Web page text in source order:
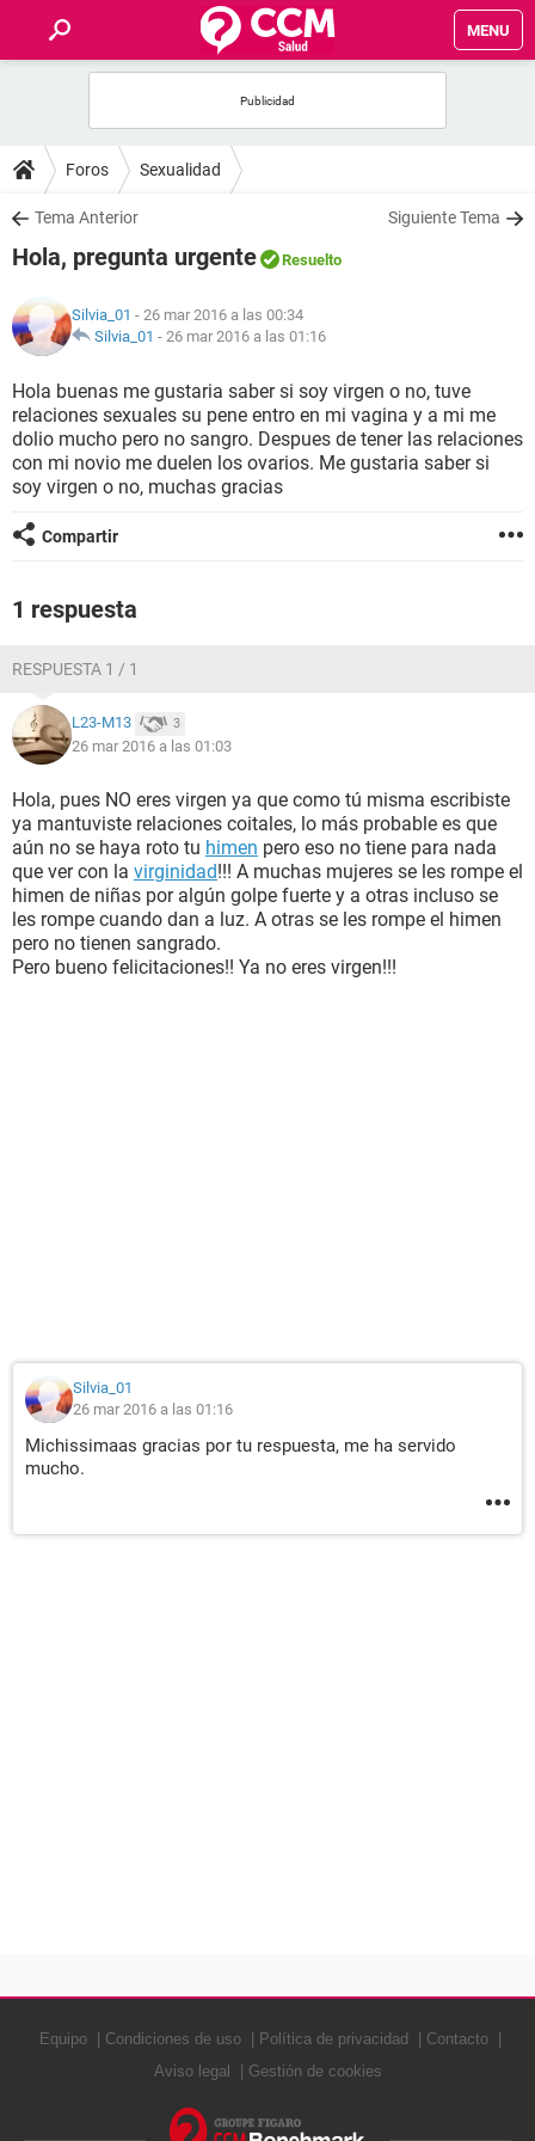
MENU
FOROS
SALUD
FAMILIA
NUTRICIÓN
BIENESTAR
SEXUALIDAD
GLOSARIO
Foros Sexualidad
Tema Anterior Siguiente Tema
Hola, pregunta urgente Resuelto
Silvia_01 - 26 mar 2016 a las 00:34
Silvia_01 - 26 mar 2016 a las 01:16
Hola buenas me gustaria saber si soy virgen o no, tuve
relaciones sexuales su pene entro en mi vagina y a mi me
dolio mucho pero no sangro. Despues de tener las relaciones
con mi novio me duelen los ovarios. Me gustaria saber si
soy virgen o no, muchas gracias
Compartir
1 respuesta
RESPUESTA 1 / 1
L23-M13 3
26 mar 2016 a las 01:03
Hola, pues NO eres virgen ya que como tú misma escribiste
ya mantuviste relaciones coitales, lo más probable es que
aún no se haya roto tu himen pero eso no tiene para nada
que ver con la virginidad!!! A muchas mujeres se les rompe el
himen de niñas por algún golpe fuerte y a otras incluso se
les rompe cuando dan a luz. A otras se les rompe el himen
pero no tienen sangrado.
Pero bueno felicitaciones!! Ya no eres virgen!!!
Silvia_01
26 mar 2016 a las 01:16
Michissimaas gracias por tu respuesta, me ha servido
mucho.
Equipo Condiciones de uso Política de privacidad
Contacto
Aviso legal
Gestión de cookies